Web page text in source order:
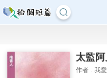
太監
作者 : 我